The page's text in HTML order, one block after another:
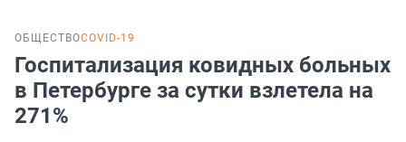
ОБЩЕСТВОCOVID-19
Госпитализация ковидных больных
в Петербурге за сутки взлетела на
271%